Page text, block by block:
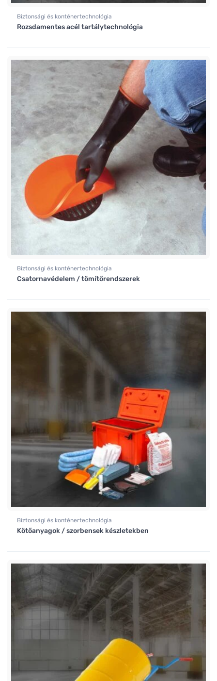
Biztonsági és konténertechnológia
Rozsdamentes acél tartálytechnológia
Biztonsági és konténertechnológia
Csatornavédelem / tömítőrendszerek
Biztonsági és konténertechnológia
Kötőanyagok / szorbensek készletekben